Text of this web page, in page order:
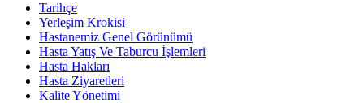
Tarihçe
Yerleşim Krokisi
Hastanemiz Genel Görünümü
Hasta Yatış Ve Taburcu İşlemleri
Hasta Hakları
Hasta Ziyaretleri
Kalite Yönetimi